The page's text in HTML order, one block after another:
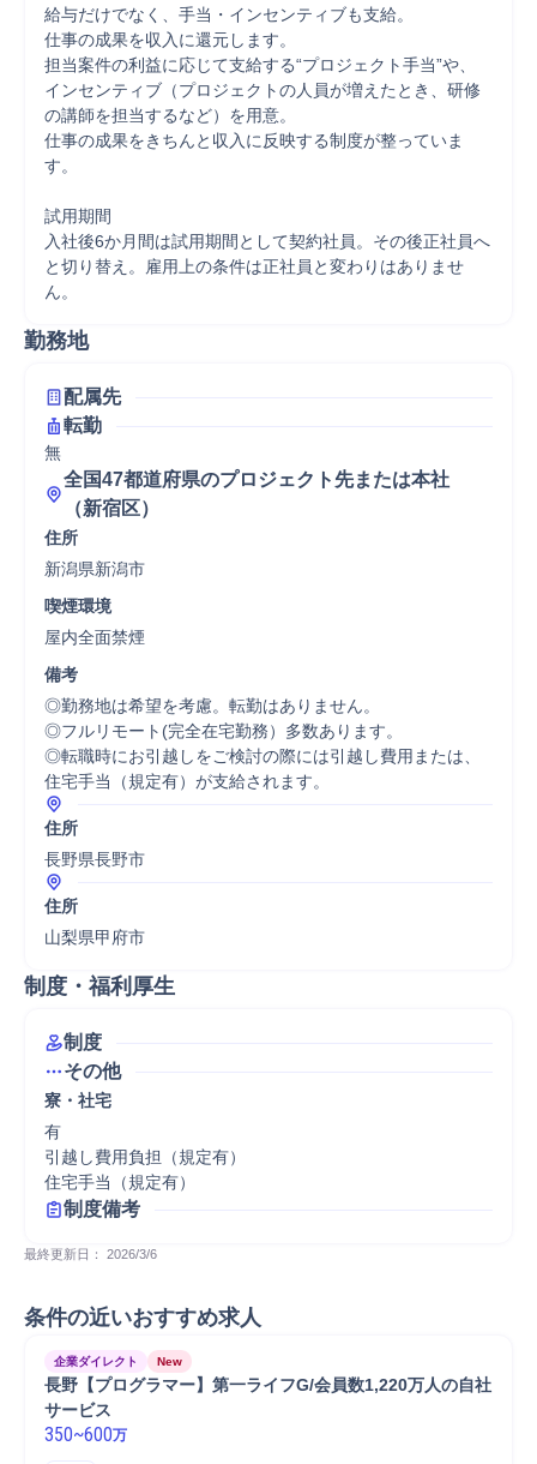
給与だけでなく、手当・インセンティブも支給。
仕事の成果を収入に還元します。
担当案件の利益に応じて支給する“プロジェクト手当”や、
インセンティブ（プロジェクトの人員が増えたとき、研修
の講師を担当するなど）を用意。
仕事の成果をきちんと収入に反映する制度が整っていま
す。
試用期間
入社後6か月間は試用期間として契約社員。その後正社員へ
と切り替え。雇用上の条件は正社員と変わりはありませ
ん。
勤務地
配属先
転勤
無
全国47都道府県のプロジェクト先または本社
（新宿区）
住所
新潟県新潟市
喫煙環境
屋内全面禁煙
備考
◎勤務地は希望を考慮。転勤はありません。
◎フルリモート(完全在宅勤務）多数あります。
◎転職時にお引越しをご検討の際には引越し費用または、
住宅手当（規定有）が支給されます。
住所
長野県長野市
住所
山梨県甲府市
制度・福利厚生
制度
その他
寮・社宅
有
引越し費用負担（規定有）
住宅手当（規定有）
制度備考
最終更新日： 2026/3/6
条件の近いおすすめ求人
企業ダイレクト New
長野【プログラマー】第一ライフG/会員数1,220万人の自社
サービス
350~600万